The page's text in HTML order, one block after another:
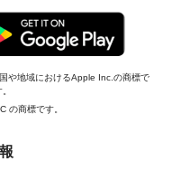
や地域におけるApple Inc.の商標で
の商標です。